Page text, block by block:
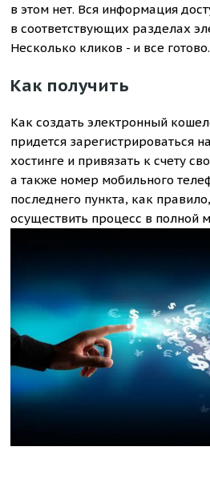
в этом нет. Вся информация
в соответствующих разделах
Несколько кликов - и все готово.
Как получить
Как создать электронный
придется зарегистрироваться
хостинге и привязать к счету
а также номер мобильного
последнего пункта, как
осуществить процесс в полной